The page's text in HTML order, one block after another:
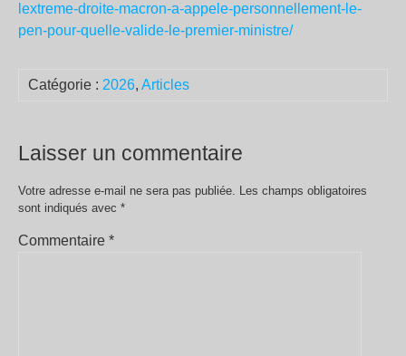
lextreme-droite-macron-a-appele-personnellement-le-
pen-pour-quelle-valide-le-premier-ministre/
Catégorie : 2026, Articles
Laisser un commentaire
Votre adresse e-mail ne sera pas publiée. Les champs obligatoires
sont indiqués avec *
Commentaire *